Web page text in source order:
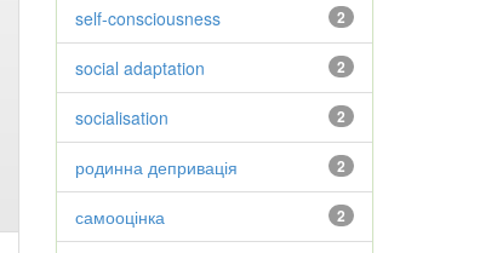
2
self-consciousness
2
social adaptation
2
socialisation
2
родинна депривація
2
самооцінка